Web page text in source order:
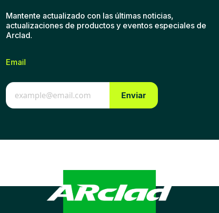
Mantente actualizado con las últimas noticias,
actualizaciones de productos y eventos especiales de
Arclad.
Email